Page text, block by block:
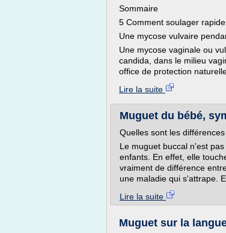
Sommaire
5 Comment soulager
Une mycose vulvaire
Une mycose vaginale ou
candida, dans le milieu
office de protection
Lire la suite
Muguet du bébé,
Quelles sont les
Le muguet buccal n'est
enfants. En effet, elle
vraiment de différence
une maladie qui s'attrape.
Lire la suite
Muguet sur la